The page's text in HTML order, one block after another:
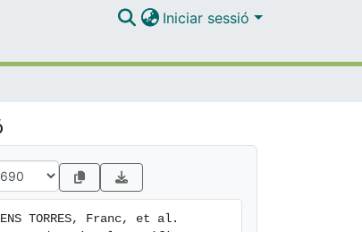
Iniciar sessió
TORRES, Franc, et al.